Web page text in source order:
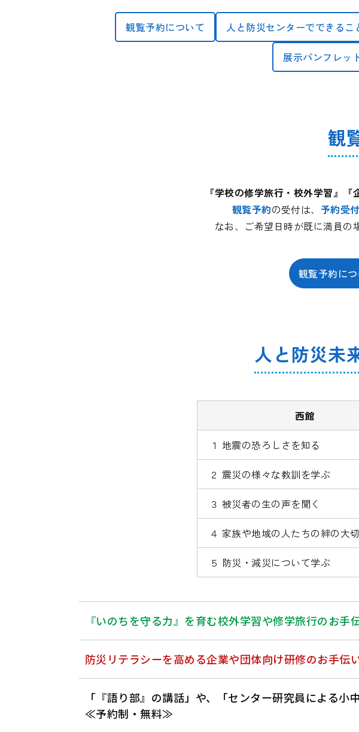
観覧予約について 人と防災センターでできるこ
展示パンフレッ
観
『学校の修学旅行・校外学習』
観覧予約の受付は、 予約受
なお、ご希望日時が既に満員の
観覧予約に
人と防災未
西館
１ 地震の恐ろしさを知る
２ 震災の様々な教訓を学ぶ
３ 被災者の生の声を聞く
４ 家族や地域の人たちの絆の大
５ 防災・減災について学ぶ
『いのちを守る力』を育む校外学習や修学旅行のお手
防災リテラシーを高める企業や団体向け研修のお手伝
「『語り部』の講話」や、「センター研究員による小
≪予約制・無料≫